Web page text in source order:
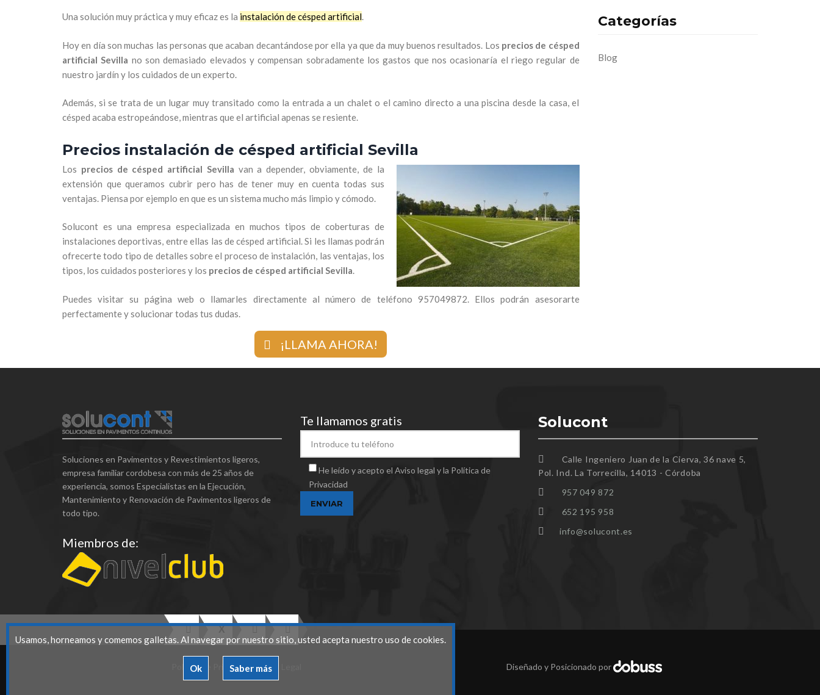
Usamos, horneamos y comemos galletas. Al navegar por nuestro sitio, usted acepta nuestro uso de cookies.
Ok Saber más
Una solución muy práctica y muy eficaz es la instalación de césped artificial.
Hoy en día son muchas las personas que acaban decantándose por ella ya que da muy buenos resultados. Los precios de césped
artificial Sevilla no son demasiado elevados y compensan sobradamente los gastos que nos ocasionaría el riego regular de
nuestro jardín y los cuidados de un experto.
Además, si se trata de un lugar muy transitado como la entrada a un chalet o el camino directo a una piscina desde la casa, el
césped acaba estropeándose, mientras que el artificial apenas se resiente.
Precios instalación de césped artificial Sevilla
Los precios de césped artificial Sevilla vana depender, obviamente, de la
extensión que queramos cubrir pero has de tener muy en cuenta todas sus
ventajas. Piensa por ejemplo en que es un sistema mucho más limpio y cómodo.
Solucont es una empresa especializada en muchos tipos de coberturas de
instalaciones deportivas, entre ellas las de césped artificial. Si les llamas podrán
ofrecerte todo tipo de detalles sobre el proceso de instalación, las ventajas, los
tipos, los cuidados posteriores y los precios de césped artificial Sevilla.
Puedes visitar su página web o llamarles directamente al número de teléfono 957049872. Ellos podrán asesorarte
perfectamente y solucionar todas tus dudas.
¡LLAMA AHORA!
Categorías
Blog
Soluciones en Pavimentos y Revestimientos ligeros,
empresa familiar cordobesa con más de 25 años de
experiencia, somos Especialistas en la Ejecución,
Mantenimiento y Renovación de Pavimentos ligeros de
todo tipo.
Miembros de:
Te llamamos gratis
He leído y acepto el Aviso legal y la Política de
Privacidad
Solucont
Calle Ingeniero Juan de la Cierva, 36 nave 5,
Pol. Ind. La Torrecilla, 14013 - Córdoba
957 049 872
652 195 958
info@solucont.es
Politica de Privacidad|Aviso Legal Diseñado y Posicionado por